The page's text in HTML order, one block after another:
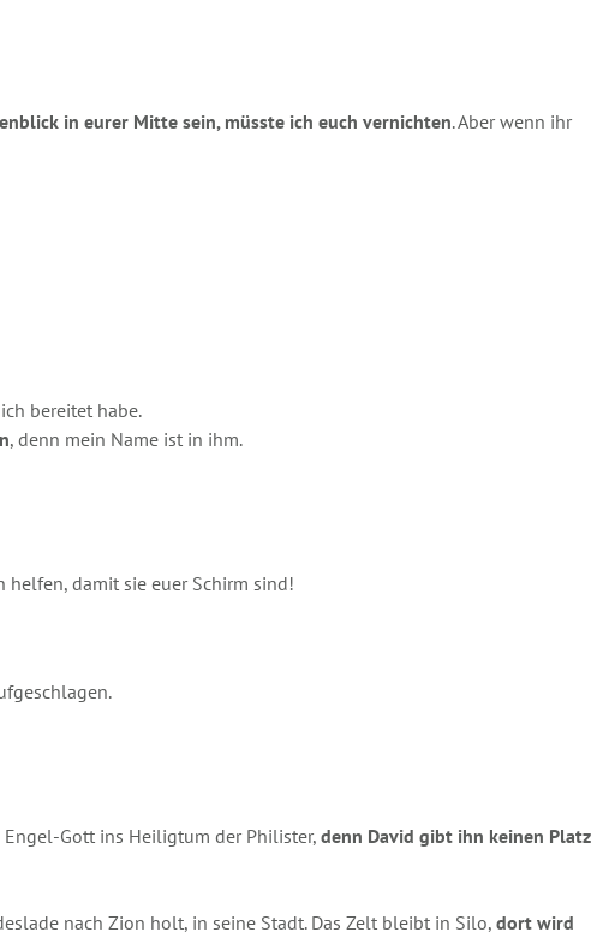
in eurer Mitte sein, müsste ich euch vernichten. Aber wenn ihr
bereitet habe.
, denn mein Name ist in ihm.
helfen, damit sie euer Schirm sind!
Engel-Gott ins Heiligtum der Philister, denn David gibt ihn keinen Platz
nach Zion holt, in seine Stadt. Das Zelt bleibt in Silo, dort wird